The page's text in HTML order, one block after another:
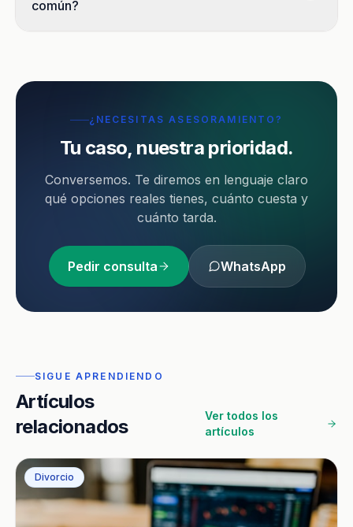
común?
¿NECESITAS ASESORAMIENTO?
Tu caso, nuestra prioridad.
Conversemos. Te diremos en lenguaje claro
qué opciones reales tienes, cuánto cuesta y
cuánto tarda.
Pedir consulta WhatsApp
SIGUE APRENDIENDO
Artículos
relacionados
Ver todos los
artículos
Divorcio